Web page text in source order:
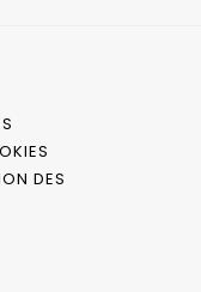
DES